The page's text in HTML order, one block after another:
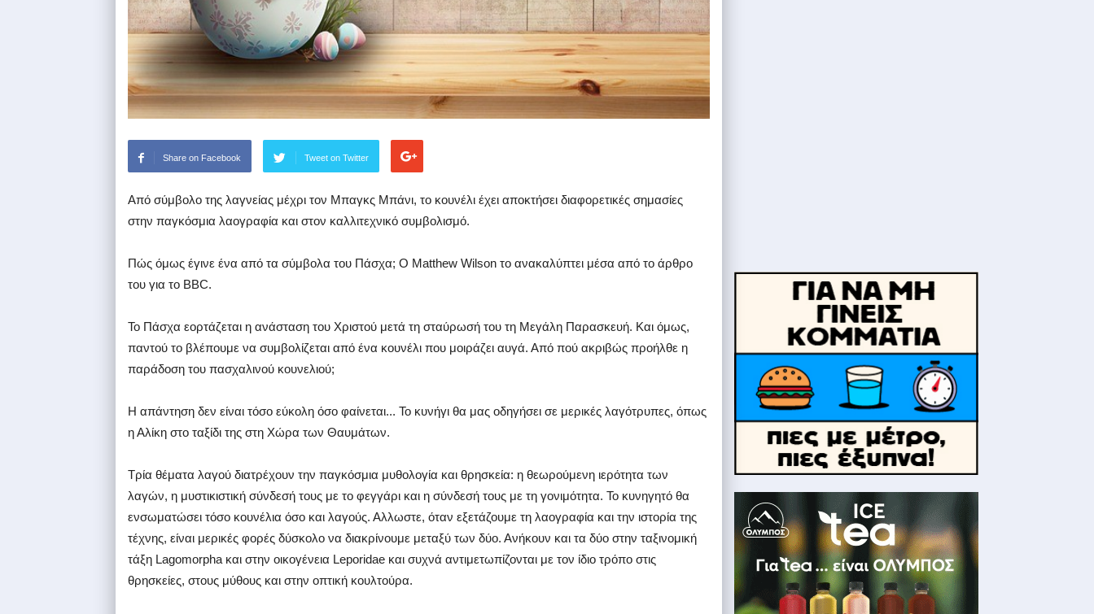
Share on Facebook Tweet on Twitter
Από σύμβολο της λαγνείας μέχρι τον Μπαγκς Μπάνι, το κουνέλι έχει αποκτήσει διαφορετικές σημασίες
στην παγκόσμια λαογραφία και στον καλλιτεχνικό συμβολισμό.
Πώς όμως έγινε ένα από τα σύμβολα του Πάσχα; Ο Matthew Wilson το ανακαλύπτει μέσα από το άρθρο
του για το BBC.
Το Πάσχα εορτάζεται η ανάσταση του Χριστού μετά τη σταύρωσή του τη Μεγάλη Παρασκευή. Και όμως,
παντού το βλέπουμε να συμβολίζεται από ένα κουνέλι που μοιράζει αυγά. Από πού ακριβώς προήλθε η
παράδοση του πασχαλινού κουνελιού;
Η απάντηση δεν είναι τόσο εύκολη όσο φαίνεται... Το κυνήγι θα μας οδηγήσει σε μερικές λαγότρυπες, όπως
η Αλίκη στο ταξίδι της στη Χώρα των Θαυμάτων.
Τρία θέματα λαγού διατρέχουν την παγκόσμια μυθολογία και θρησκεία: η θεωρούμενη ιερότητα των
λαγών, η μυστικιστική σύνδεσή τους με το φεγγάρι και η σύνδεσή τους με τη γονιμότητα. Το κυνηγητό θα
ενσωματώσει τόσο κουνέλια όσο και λαγούς. Αλλωστε, όταν εξετάζουμε τη λαογραφία και την ιστορία της
τέχνης, είναι μερικές φορές δύσκολο να διακρίνουμε μεταξύ των δύο. Ανήκουν και τα δύο στην ταξινομική
τάξη Lagomorpha και στην οικογένεια Leporidae και συχνά αντιμετωπίζονται με τον ίδιο τρόπο στις
θρησκείες, στους μύθους και στην οπτική κουλτούρα.